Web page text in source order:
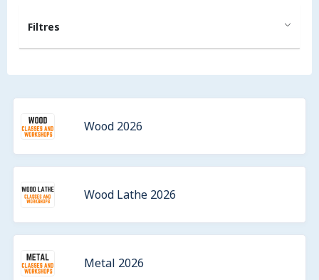
Filtres
Wood 2026
Wood Lathe 2026
Metal 2026